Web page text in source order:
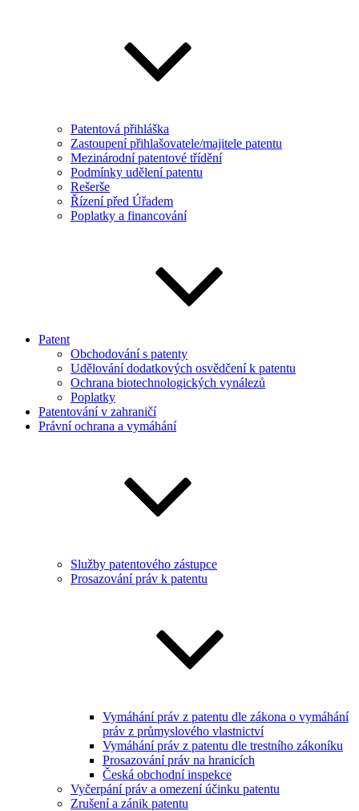
Patentová přihláška
Zastoupení přihlašovatele/majitele patentu
Mezinárodní patentové třídění
Podmínky udělení patentu
Rešerše
Řízení před Úřadem
Poplatky a financování
Patent
Obchodování s patenty
Udělování dodatkových osvědčení k patentu
Ochrana biotechnologických vynálezů
Poplatky
Patentování v zahraničí
Právní ochrana a vymáhání
Služby patentového zástupce
Prosazování práv k patentu
Vymáhání práv z patentu dle zákona o vymáhání
práv z průmyslového vlastnictví
Vymáhání práv z patentu dle trestního zákoníku
Prosazování práv na hranicích
Česká obchodní inspekce
Vyčerpání práv a omezení účinku patentu
Zrušení a zánik patentu